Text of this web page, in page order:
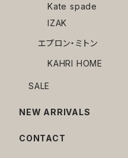
Kate spade
IZAK
エプロン・ミトン
KAHRI HOME
SALE
NEW ARRIVALS
CONTACT